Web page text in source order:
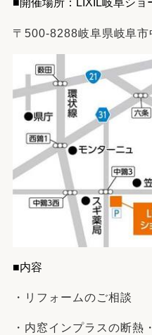
■開催場所：LIXIL岐阜ショ
〒500-8288岐阜県岐阜
■内容
・リフォームのご相談
・内窓インプラスの断熱